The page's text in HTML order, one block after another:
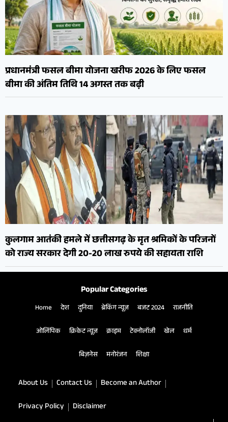
प्रधानमंत्री फसल बीमा योजना खरीफ 2026 के लिए फसल
बीमा की अंतिम तिथि 14 अगस्त तक बढ़ी
कुलगाम आतंकी हमले में छत्तीसगढ़ के मृत श्रमिकों के परिजनों
को राज्य सरकार देगी 20-20 लाख रुपये की सहायता राशि
Popular Categories
Home देश दुनिया ब्रेकिंग न्यूज़ बजट 2024 राजनीति
ओलिंपिक क्रिकेट न्यूज़ क्राइम टेक्नोलॉजी खेल धर्म
बिज़नेस मनोरंजन शिक्षा
About Us Contact Us
Become an Author
Privacy Policy
Disclaimer